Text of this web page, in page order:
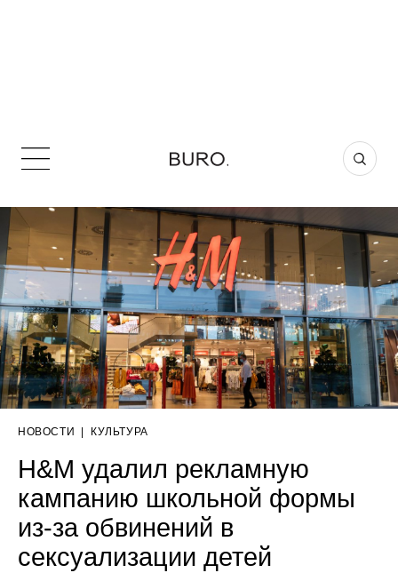
НОВОСТИ КУЛЬТУРА
H&M удалил рекламную
кампанию школьной формы
из-за обвинений в
сексуализации детей